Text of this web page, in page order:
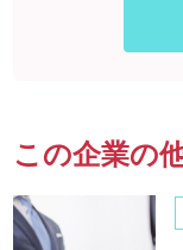
この企業の